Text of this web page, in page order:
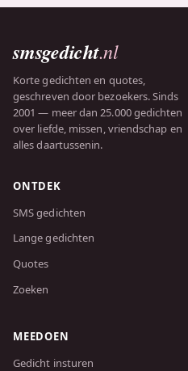
smsgedicht.nl
Korte gedichten en quotes,
geschreven door bezoekers. Sinds
2001 — meer dan 25.000 gedichten
over liefde, missen, vriendschap en
alles daartussenin.
ONTDEK
SMS gedichten
Lange gedichten
Quotes
Zoeken
MEEDOEN
Gedicht insturen